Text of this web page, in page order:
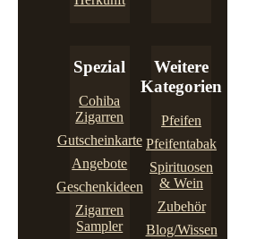
Spezial
Cohiba
Zigarren
Gutscheinkarte
Angebote
Geschenkideen
Zigarren
Sampler
Weitere
Kategorien
Pfeifen
Pfeifentabak
Spirituosen
& Wein
Zubehör
Blog/Wissen